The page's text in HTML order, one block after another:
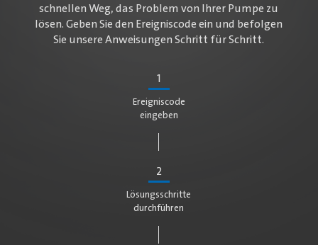
schnellen Weg, das Problem von Ihrer Pumpe zu
lösen. Geben Sie den Ereigniscode ein und befolgen
Sie unsere Anweisungen Schritt für Schritt.
1
Ereigniscode
eingeben
2
Lösungsschritte
durchführen